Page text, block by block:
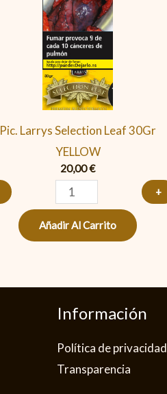
Pic. Larrys Selection Leaf 30Gr
YELLOW
20,00€
Larrys
Selection
Leaf
30Gr
YELLOW
cantidad
+
Añadir Al Carrito
Información
Política de privacidad​
Transparencia